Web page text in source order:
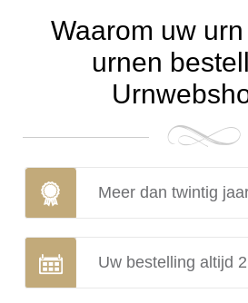
Waarom uw
urnen
Meer dan twintig
Uw bestelling altijd